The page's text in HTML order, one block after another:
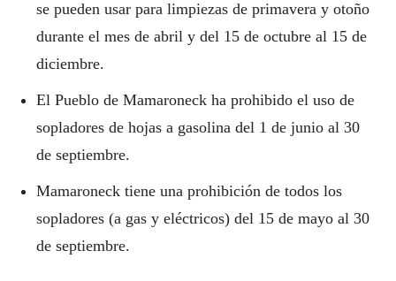
se pueden usar para limpiezas de primavera y otoño
durante el mes de abril y del 15 de octubre al 15 de
diciembre.
El Pueblo de Mamaroneck ha prohibido el uso de
sopladores de hojas a gasolina del 1 de junio al 30
de septiembre.
Mamaroneck tiene una prohibición de todos los
sopladores (a gas y eléctricos) del 15 de mayo al 30
de septiembre.